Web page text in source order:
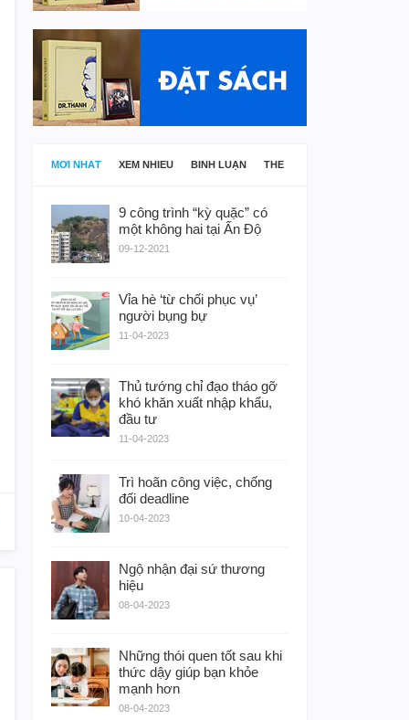
MỚI NHẤT XEM NHIỀU BÌNH LUẬN THẺ
9 công trình “kỳ quặc” có
một không hai tại Ấn Độ
09-12-2021
Vỉa hè ‘từ chối phục vụ’
người bụng bự
11-04-2023
Thủ tướng chỉ đạo tháo gỡ
khó khăn xuất nhập khẩu,
đầu tư
11-04-2023
Trì hoãn công việc, chống
đối deadline
10-04-2023
Ngộ nhận đại sứ thương
hiệu
08-04-2023
Những thói quen tốt sau khi
thức dậy giúp bạn khỏe
mạnh hơn
08-04-2023